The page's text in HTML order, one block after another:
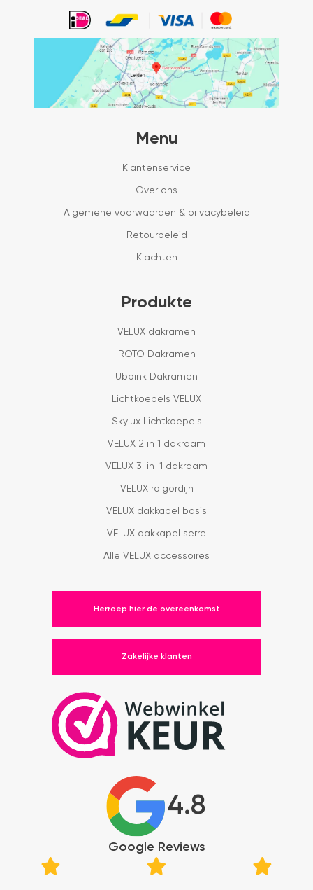
Menu
Klantenservice
Over ons
Algemene voorwaarden & privacybeleid
Retourbeleid
Klachten
Produkte
VELUX dakramen
ROTO Dakramen
Ubbink Dakramen
Lichtkoepels VELUX
Skylux Lichtkoepels
VELUX 2 in 1 dakraam
VELUX 3-in-1 dakraam
VELUX rolgordijn
VELUX dakkapel basis
VELUX dakkapel serre
Alle VELUX accessoires
Herroep hier de overeenkomst
Zakelijke klanten
4.8
Google Reviews